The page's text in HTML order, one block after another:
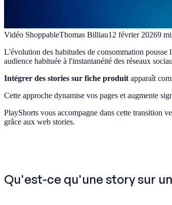
Vidéo ShoppableThomas Billiau12 février 20269
L'évolution des habitudes de consommation
audience habituée à l'instantanéité des réseaux
Intégrer des stories sur fiche produit apparaît
Cette approche dynamise vos pages et augmente
PlayShorts vous accompagne dans cette transition
grâce aux web stories.
Qu'est-ce qu'une story sur